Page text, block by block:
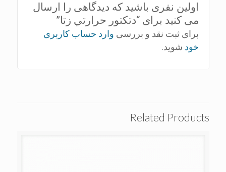
اولین نفری باشید که دیدگاهی را ارسال
می کنید برای “دتكتور حرارتي زتا”
برای ثبت نقد و بررسی وارد حساب کاربری
خود شوید.
Related Products